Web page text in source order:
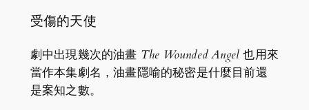
受傷的天使
劇中出現幾次的油畫 The Wounded Angel 也用來
當作本集劇名，油畫隱喻的秘密是什麼目前還
是案知之數。